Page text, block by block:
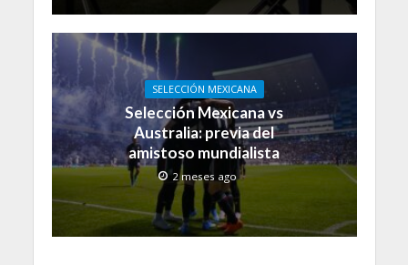
SELECCIÓN MEXICANA
Selección Mexicana vs
Australia: previa del
amistoso mundialista
2 meses ago